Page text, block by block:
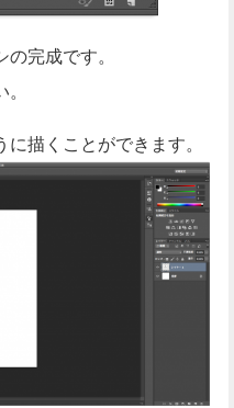
完成です。
描くことができます。